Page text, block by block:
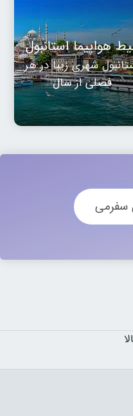
هواپیما استانبول
شهری زیبا در هر
فصلی از سال
سفرمی